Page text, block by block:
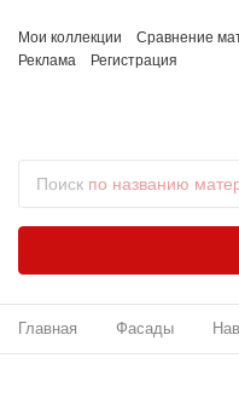
Мои коллекции Сравнение
Реклама
Регистрация
Поиск по названию
Главная Фасады